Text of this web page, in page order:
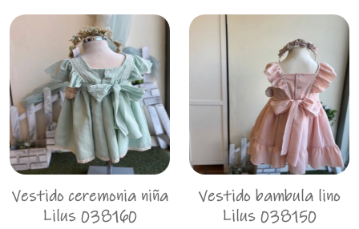
Vestido ceremonia niña
Lilus 038160
Vestido bambula lino
Lilus 038150